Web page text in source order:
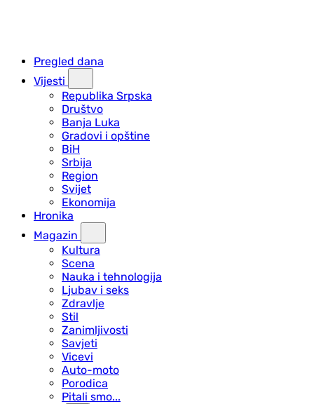
Pregled dana
Vijesti
Republika Srpska
Društvo
Banja Luka
Gradovi i opštine
BiH
Srbija
Region
Svijet
Ekonomija
Hronika
Magazin
Kultura
Scena
Nauka i tehnologija
Ljubav i seks
Zdravlje
Stil
Zanimljivosti
Savjeti
Vicevi
Auto-moto
Porodica
Pitali smo...